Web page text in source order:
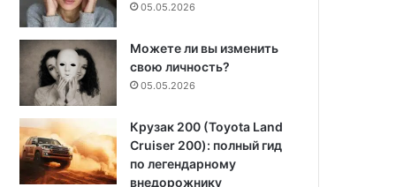
05.05.2026
Можете ли вы изменить
свою личность?
05.05.2026
Крузак 200 (Toyota Land
Cruiser 200): полный гид
по легендарному
внедорожнику